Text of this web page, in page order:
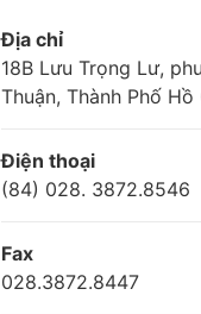
Địa chỉ
18B Lưu Trọng Lư,
Thuận, Thành Phố Hồ
Điện thoại
(84) 028. 3872.8546
Fax
028.3872.8447